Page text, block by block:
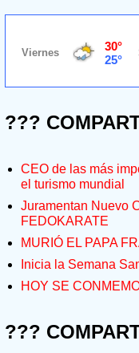
???
CEO de las más
el turismo mundial
Juramentan Nuevo
FEDOKARATE
MURIÓ EL PAPA
Inicia la Semana
HOY SE
???